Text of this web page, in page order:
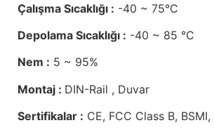
Çalışma Sıcaklığı : -40 ~ 75°C
Depolama Sıcaklığı : -40 ~ 85 °C
Nem : 5 ~ 95%
Montaj : DIN-Rail , Duvar
Sertifikalar : CE, FCC Class B,